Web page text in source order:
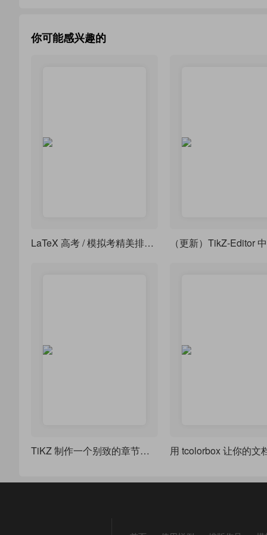
你可能感兴趣的
LaTeX 高考 / 模拟考精美排版模板 （更新）TikZ-Editor
TiKZ 制作一个别致的章节样式 chap 7